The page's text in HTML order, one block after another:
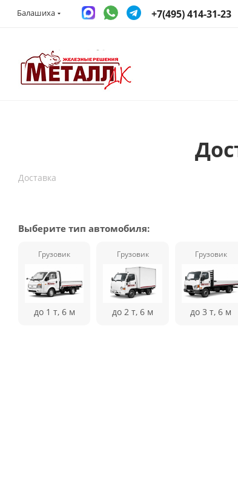
Балашиха +7(495) 414-31-23
Доставка
Выберите тип автомобиля:
Грузовик
до 1 т, 6 м
Грузовик
до 2 т, 6 м
Грузовик
до 3 т, 6 м